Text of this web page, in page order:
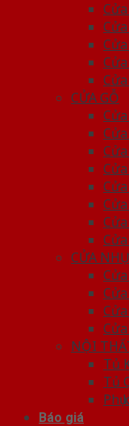
CỬA GỖ
CỬA
NỘI
Tủ
Tủ
Báo giá